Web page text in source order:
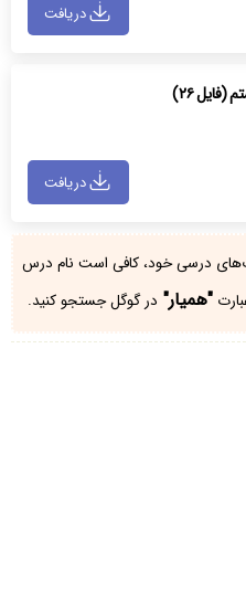
دریافت
۲۶)
دریافت
درسی خود، کافی است نام درس
"همیار" در گوگل جستجو کنید.